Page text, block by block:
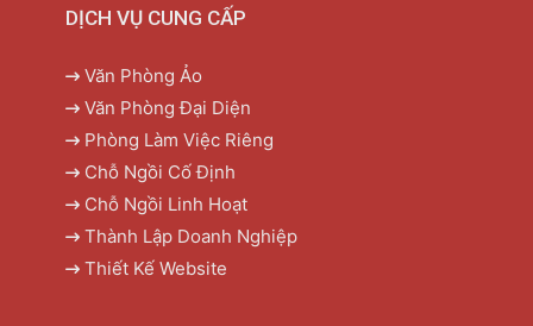
DỊCH VỤ CUNG CẤP
Văn Phòng Ảo
Văn Phòng Đại Diện
Phòng Làm Việc Riêng
Chỗ Ngồi Cố Định
Chỗ Ngồi Linh Hoạt
Thành Lập Doanh Nghiệp
Thiết Kế Website